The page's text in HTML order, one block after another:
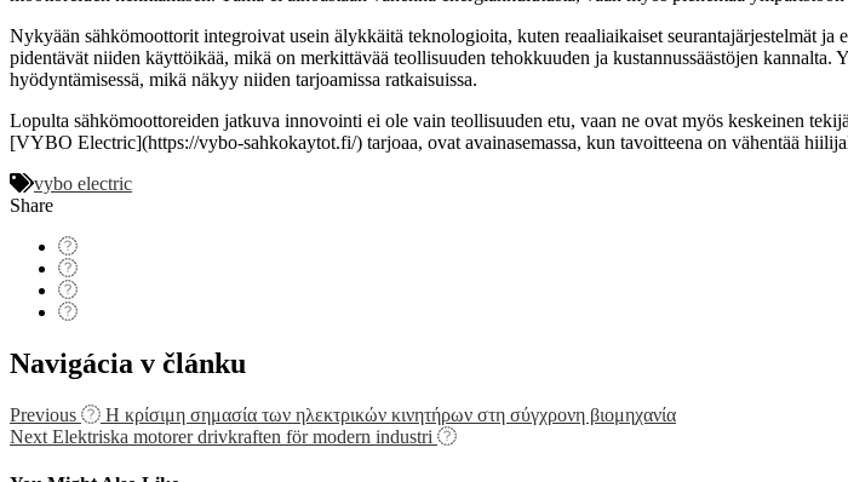
Nykyään sähkömoottorit integroivat usein älykkäitä teknologioita, kuten reaaliaikaiset seurantajärjestelmät
pidentävät niiden käyttöikää, mikä on merkittävää teollisuuden tehokkuuden ja kustannussäästöjen
hyödyntämisessä, mikä näkyy niiden tarjoamissa ratkaisuissa.
Lopulta sähkömoottoreiden jatkuva innovointi ei ole vain teollisuuden etu, vaan ne ovat myös keskeinen
[VYBO Electric](https://vybo-sahkokaytot.fi/) tarjoaa, ovat avainasemassa, kun tavoitteena on vähentää
vybo electric
Share
Navigácia v článku
Previous
Η κρίσιμη σημασία των ηλεκτρικών κινητήρων στη σύγχρονη βιομηχανία
Next Elektriska motorer drivkraften för modern industri